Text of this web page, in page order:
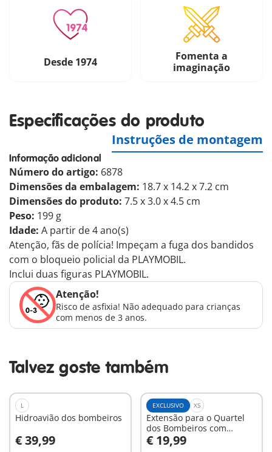
Desde 1974
Fomenta a
imaginação
Especificações do produto
Instruções de montagem
Informação adicional
Número do artigo: 6878
Dimensões da embalagem: 18.7 x 14.2 x 7.2 cm
Dimensões do produto: 7.5 x 3.0 x 4.5 cm
Peso: 199 g
Idade: A partir de 4 ano(s)
Atenção, fãs de polícia! Impeçam a fuga dos bandidos
com o bloqueio policial da PLAYMOBIL.
Inclui duas figuras PLAYMOBIL.
Atenção!
Risco de asfixia! Não adequado para crianças
com menos de 3 anos.
Talvez goste também
L
Hidroavião dos bombeiros
€ 39,99
Ao carrinho
EXCLUSIVO XS
Extensão para o Quartel
dos Bombeiros com
Alarme (9462)
€ 19,99
Ao carrinho